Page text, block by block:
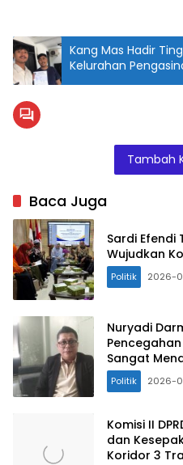
Kang Mas Hadir
Kelurahan
Tambah
Baca Juga
Sardi Efendi
Wujudkan
Politik 2026-
Nuryadi
Sangat
Politik 2026-
Komisi II
dan
Koridor 3